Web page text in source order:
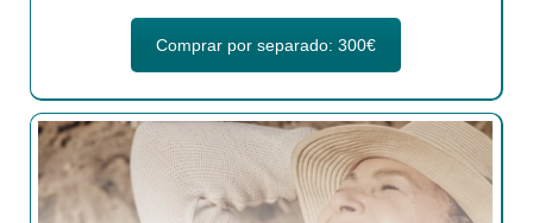
Comprar por separado: 300€